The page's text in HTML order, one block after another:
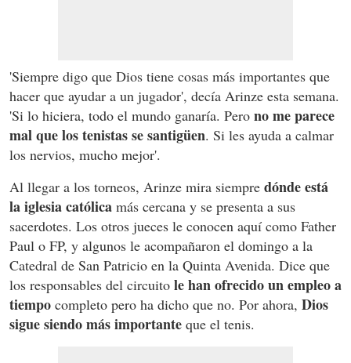
'Siempre digo que Dios tiene cosas más importantes que
hacer que ayudar a un jugador', decía Arinze esta semana.
'Si lo hiciera, todo el mundo ganaría. Pero no me parece
mal que los tenistas se santigüen. Si les ayuda a calmar
los nervios, mucho mejor'.
Al llegar a los torneos, Arinze mira siempre dónde está
la iglesia católica más cercana y se presenta a sus
sacerdotes. Los otros jueces le conocen aquí como Father
Paul o FP, y algunos le acompañaron el domingo a la
Catedral de San Patricio en la Quinta Avenida. Dice que
los responsables del circuito le han ofrecido un empleo a
tiempo completo pero ha dicho que no. Por ahora, Dios
sigue siendo más importante que el tenis.